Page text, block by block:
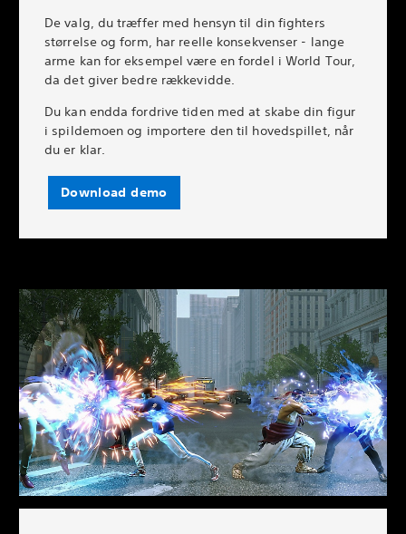
De valg, du træffer med hensyn til din fighters
størrelse og form, har reelle konsekvenser - lange
arme kan for eksempel være en fordel i World Tour,
da det giver bedre rækkevidde.
Du kan endda fordrive tiden med at skabe din figur
i spildemoen og importere den til hovedspillet, når
du er klar.
Download demo